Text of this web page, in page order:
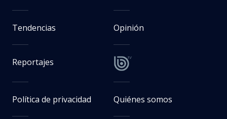
Tendencias Opinión
Reportajes
Política de privacidad Quiénes somos